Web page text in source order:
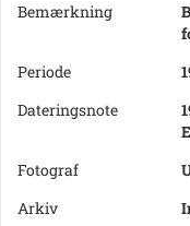
Bemærkning
Periode
Dateringsnote
Fotograf
Arkiv